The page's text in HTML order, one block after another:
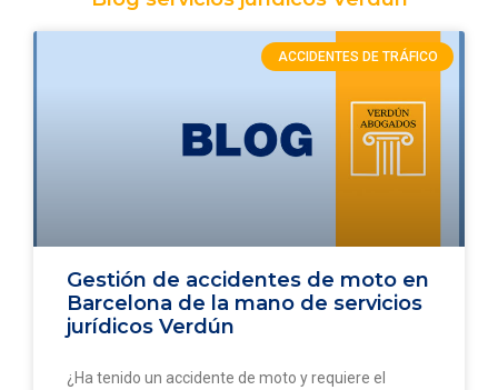
ACCIDENTES DE TRÁFICO
Gestión de accidentes de moto en
Barcelona de la mano de servicios
jurídicos Verdún
¿Ha tenido un accidente de moto y requiere el